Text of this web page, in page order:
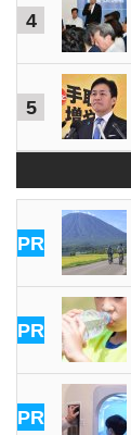
4
5
PR
PR
PR